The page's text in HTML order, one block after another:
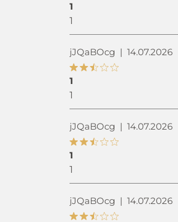
1
1
jJQaBOcg | 14.07.2026
1
1
jJQaBOcg | 14.07.2026
1
1
jJQaBOcg | 14.07.2026